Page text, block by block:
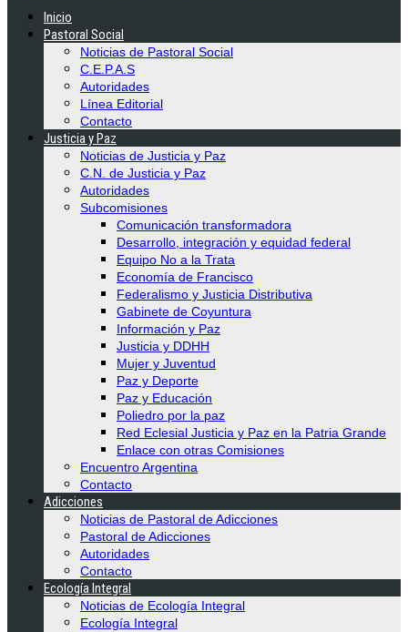
Inicio
Pastoral Social
Noticias de Pastoral Social
C.E.P.A.S
Autoridades
Línea Editorial
Contacto
Justicia y Paz
Noticias de Justicia y Paz
C.N. de Justicia y Paz
Autoridades
Subcomisiones
Comunicación transformadora
Desarrollo, integración y equidad federal
Equipo No a la Trata
Economía de Francisco
Federalismo y Justicia Distributiva
Gabinete de Coyuntura
Información y Paz
Justicia y DDHH
Mujer y Juventud
Paz y Deporte
Paz y Educación
Poliedro por la paz
Red Eclesial Justicia y Paz en la Patria Grande
Enlace con otras Comisiones
Encuentro Argentina
Contacto
Adicciones
Noticias de Pastoral de Adicciones
Pastoral de Adicciones
Autoridades
Contacto
Ecología Integral
Noticias de Ecología Integral
Ecología Integral